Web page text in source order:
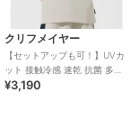
クリフメイヤー
【セットアップも可！】UVカ
ット 接触冷感 速乾 抗菌 多機
能 Ｔシャツ 120cm～170cm
¥3,190